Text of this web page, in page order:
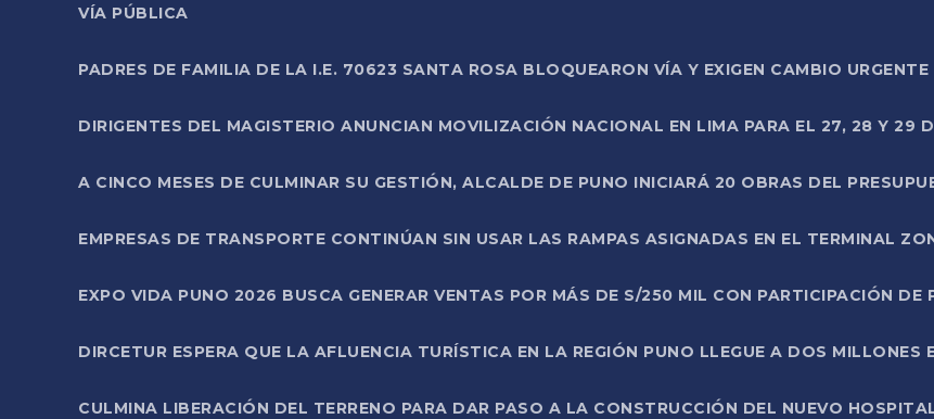
VÍA PÚBLICA
PADRES DE FAMILIA DE LA I.E. 70623 SANTA ROSA BLOQUEARON VÍA Y EXIGEN CAMBIO
DIRIGENTES DEL MAGISTERIO ANUNCIAN MOVILIZACIÓN NACIONAL EN LIMA PARA EL 27, 28 Y 29
A CINCO MESES DE CULMINAR SU GESTIÓN, ALCALDE DE PUNO INICIARÁ 20 OBRAS DEL
EMPRESAS DE TRANSPORTE CONTINÚAN SIN USAR LAS RAMPAS ASIGNADAS EN EL TERMINAL
EXPO VIDA PUNO 2026 BUSCA GENERAR VENTAS POR MÁS DE S/250 MIL CON PARTICIPACIÓN DE
DIRCETUR ESPERA QUE LA AFLUENCIA TURÍSTICA EN LA REGIÓN PUNO LLEGUE A DOS MILLONES
CULMINA LIBERACIÓN DEL TERRENO PARA DAR PASO A LA CONSTRUCCIÓN DEL NUEVO